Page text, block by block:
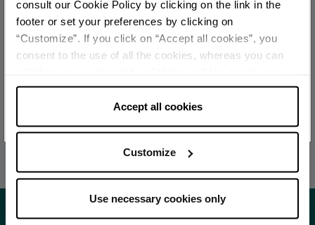
consult our Cookie Policy by clicking on the link in the
footer or set your preferences by clicking on
“Customize”. If you click on “Accept all cookies”, you
consent to the use of all the cookies, whereas you can
cookies only” and only the technical cookies for the
correct functioning of the website will be used.
Accept all cookies
Customize
Use necessary cookies only
Leaflet Powered by |© OpenMapTiles
Redazione Reggio Emilia e pianura
Ultimo aggiornamento 22/06/2026
Potrebbe interessarti...
SCOPRI TUTTI GLI EVENTI
ISCRIVITI ALLA NEWSLETTER